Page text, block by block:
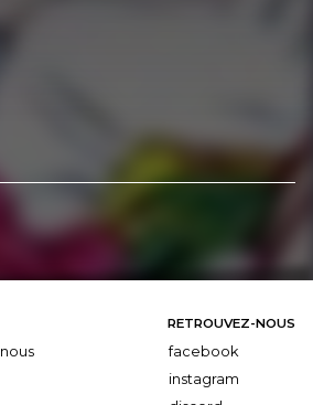
RETROUVEZ-NOUS
facebook
instagram